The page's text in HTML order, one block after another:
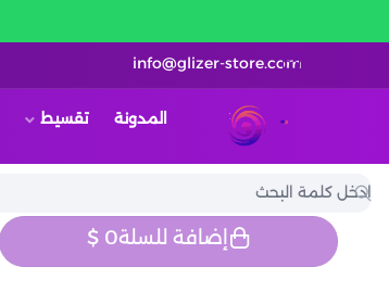
info@glizer-store.com
قلايزر ستور | Glizer Store
المدونة تقسيط
إضافة للسلة0
$